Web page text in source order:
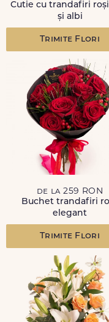
Cutie cu trandafiri
și albi
Trimite Flori
de la 259 RON
Buchet trandafiri
elegant
Trimite Flori